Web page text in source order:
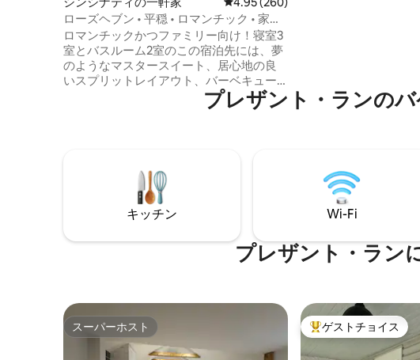
ローズヘブン • 平穏 • ロマンチック • 家族
連れに最適
ロマンチックかつファミリー向け！寝室3
室とバスルーム2室のこの宿泊先には、夢
のようなマスタースイート、居心地の良
いスプリットレイアウト、バーベキュー
用の大きな裏庭があります。お子様はお
もちゃ、本、ゲームを気に入ってくれる
ッチンにはスパイス、オイル、調理器具
がすべて揃っていますので、思い出に残
る料理を作ることができます。咲き誇る
バラの茂みで滞在を始め、バスタブに浸
かって終わりましょう！カップル、ご家
族、そして小さな冒険家にぴったりの隠
れ家です！ファミリー向けのエリア、袋
プレザント・ランの
キッチン Wi-Fi
プレザント・ラン
スーパーホスト
スーパーホスト 大好評のゲストチョ
ゲストチョイス